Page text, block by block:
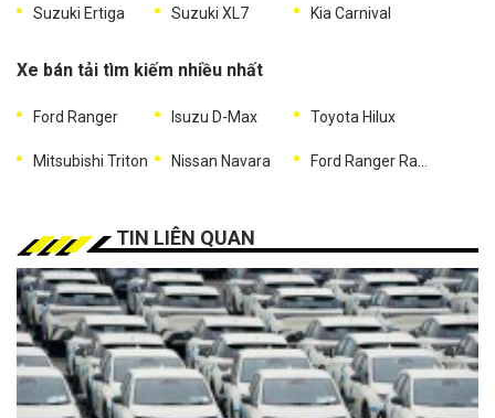
Suzuki Ertiga Suzuki XL7 Kia Carnival
Xe bán tải tìm kiếm nhiều nhất
Ford Ranger Isuzu D-Max Toyota Hilux
Mitsubishi Triton Nissan Navara
TIN LIÊN QUAN